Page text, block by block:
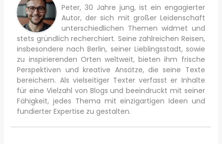
Peter, 30 Jahre jung, ist ein engagierter
Autor, der sich mit großer Leidenschaft
unterschiedlichen Themen widmet und
stets gründlich recherchiert. Seine zahlreichen Reisen,
insbesondere nach Berlin, seiner Lieblingsstadt, sowie
zu inspirierenden Orten weltweit, bieten ihm frische
Perspektiven und kreative Ansätze, die seine Texte
bereichern. Als vielseitiger Texter verfasst er Inhalte
für eine Vielzahl von Blogs und beeindruckt mit seiner
Fähigkeit, jedes Thema mit einzigartigen Ideen und
fundierter Expertise zu gestalten.